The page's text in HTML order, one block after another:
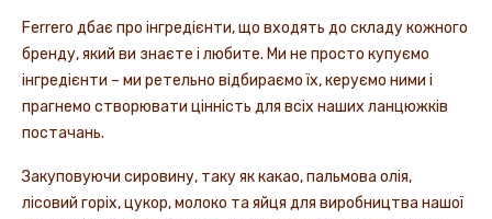
Ferrero дбає про інгредієнти, що входять до складу кожного
бренду, який ви знаєте і любите. Ми не просто купуємо
інгредієнти – ми ретельно відбираємо їх, керуємо ними і
прагнемо створювати цінність для всіх наших ланцюжків
постачань.
Закуповуючи сировину, таку як какао, пальмова олія,
лісовий горіх, цукор, молоко та яйця для виробництва нашої